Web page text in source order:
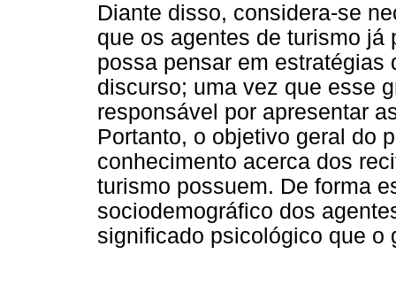
Diante disso, considera-se
que os agentes de turismo já
possa pensar em
discurso; uma vez que esse
responsável por apresentar
Portanto, o objetivo geral do
conhecimento acerca dos
turismo possuem. De forma
sociodemográfico dos
significado psicológico que o